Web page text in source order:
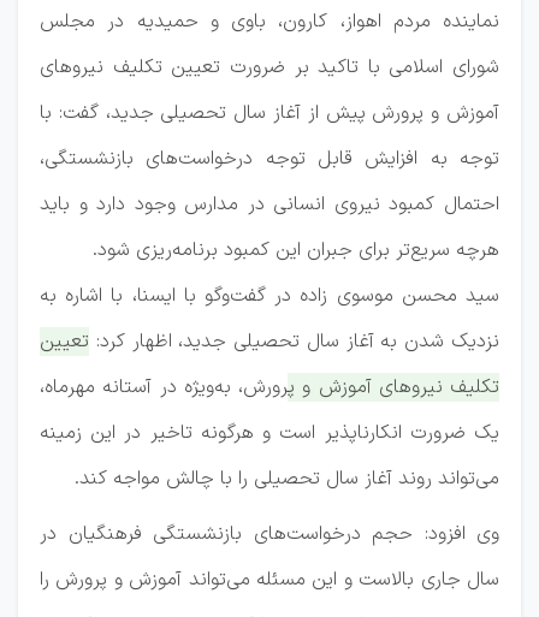
نماینده مردم اهواز، کارون، باوی و حمیدیه در مجلس
شورای اسلامی با تاکید بر ضرورت تعیین تکلیف نیروهای
آموزش و پرورش پیش از آغاز سال تحصیلی جدید، گفت: با
توجه به افزایش قابل توجه درخواست‌های بازنشستگی،
احتمال کمبود نیروی انسانی در مدارس وجود دارد و باید
هرچه سریع‌تر برای جبران این کمبود برنامه‌ریزی شود.
سید محسن موسوی زاده در گفت‌وگو با ایسنا، با اشاره به
نزدیک شدن به آغاز سال تحصیلی جدید، اظهار کرد: تعیین
تکلیف نیروهای آموزش و پرورش، به‌ویژه در آستانه مهرماه،
یک ضرورت انکارناپذیر است و هرگونه تاخیر در این زمینه
می‌تواند روند آغاز سال تحصیلی را با چالش مواجه کند.
وی افزود: حجم درخواست‌های بازنشستگی فرهنگیان در
سال جاری بالاست و این مسئله می‌تواند آموزش و پرورش را